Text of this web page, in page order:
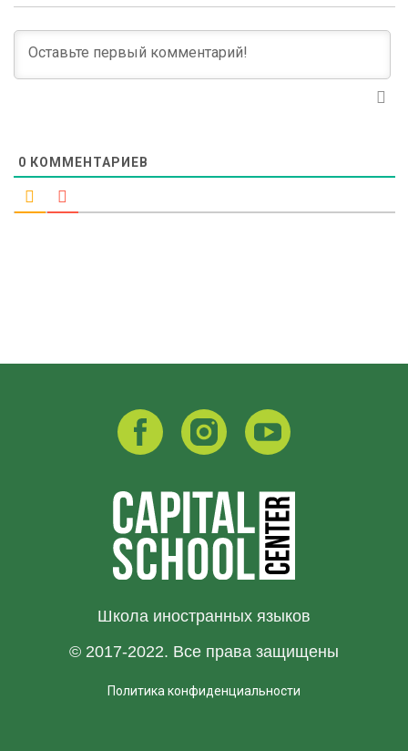
0 КОММЕНТАРИЕВ
Школа иностранных языков
© 2017-2022. Все права защищены
Политика конфиденциальности